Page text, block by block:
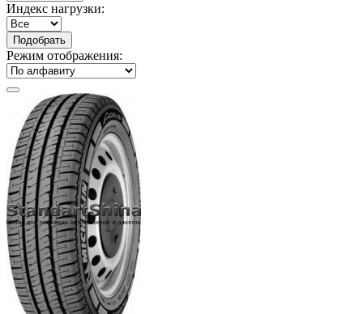
Индекс нагрузки:
Режим отображения: